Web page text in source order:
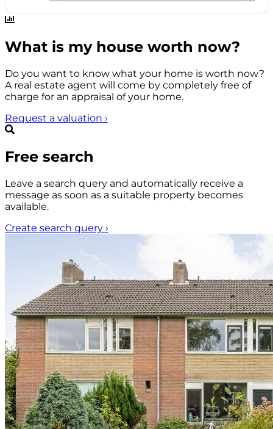
What is my house worth now?
Do you want to know what your home is worth now?
A real estate agent will come by completely free of
charge for an appraisal of your home.
Request a valuation ›
Free search
Leave a search query and automatically receive a
message as soon as a suitable property becomes
available.
Create search query ›